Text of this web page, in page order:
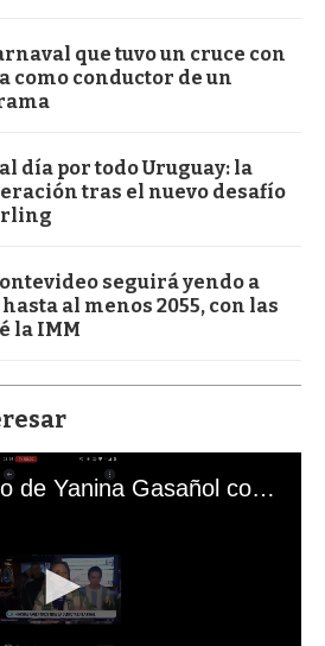
que tuvo un cruce con
como conductor de un
día por todo Uruguay: la
tras el nuevo desafío
seguirá yendo a
al menos 2055, con las
la IMM
El mal momento de Yanina Gasañol con un hincha argentino en "Subrayado"